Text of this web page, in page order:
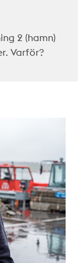
2 (hamn)
Varför?